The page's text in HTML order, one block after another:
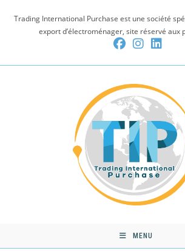
Trading International Purchase est une société
export d’électroménager, site réservé aux
MENU